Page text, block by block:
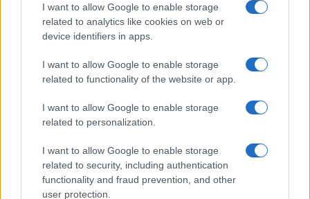
I want to allow Google to enable storage
related to analytics like cookies on web or
device identifiers in apps.
I want to allow Google to enable storage
related to functionality of the website or app.
I want to allow Google to enable storage
related to personalization.
I want to allow Google to enable storage
related to security, including authentication
functionality and fraud prevention, and other
user protection.
Θερισμός στα παρχάρια του Πόντου: Όταν ο
μόχθος γινόταν τραγούδι και γιορτή